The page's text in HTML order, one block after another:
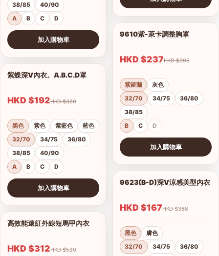
38/85
40/90
A
B C D
加入購物車
1/15
查看圖片
紫蝶深V內衣。A.B.C.D罩
HKD $192 HKD $320
黑色 紫色 紫藍色
藍色
32/70
34/75
36/80
38/85
40/90
A
B C D
加入購物車
1/14
查看圖片
高效能遠紅外線短馬甲內衣
HKD $312 HKD $520
查看圖片
9610紫-萊卡調整胸罩
HKD $237 HKD $395
紫羅蘭
灰色
32/70
34/75
36/80
38/85
B
C D
加入購物車
1/2
查看圖片
9623(B-D)深V涼感美型內衣
HKD $167 HKD $388
黑色
膚色
32/70
34/75
36/80
港澳中文